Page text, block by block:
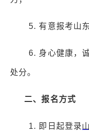
5.有意报考山
6. 身心健康，
处分。
二、报名方式
1. 即日起登录